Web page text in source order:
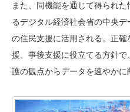
また、同機能を通じて得られ
るデジタル経済社会省の中央
の住民支援に活用される。正
援、事後支援に役立てる方針
護の観点からデータを速やかに